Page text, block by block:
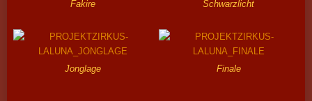
Fakire Schwarzlicht
Jonglage Finale